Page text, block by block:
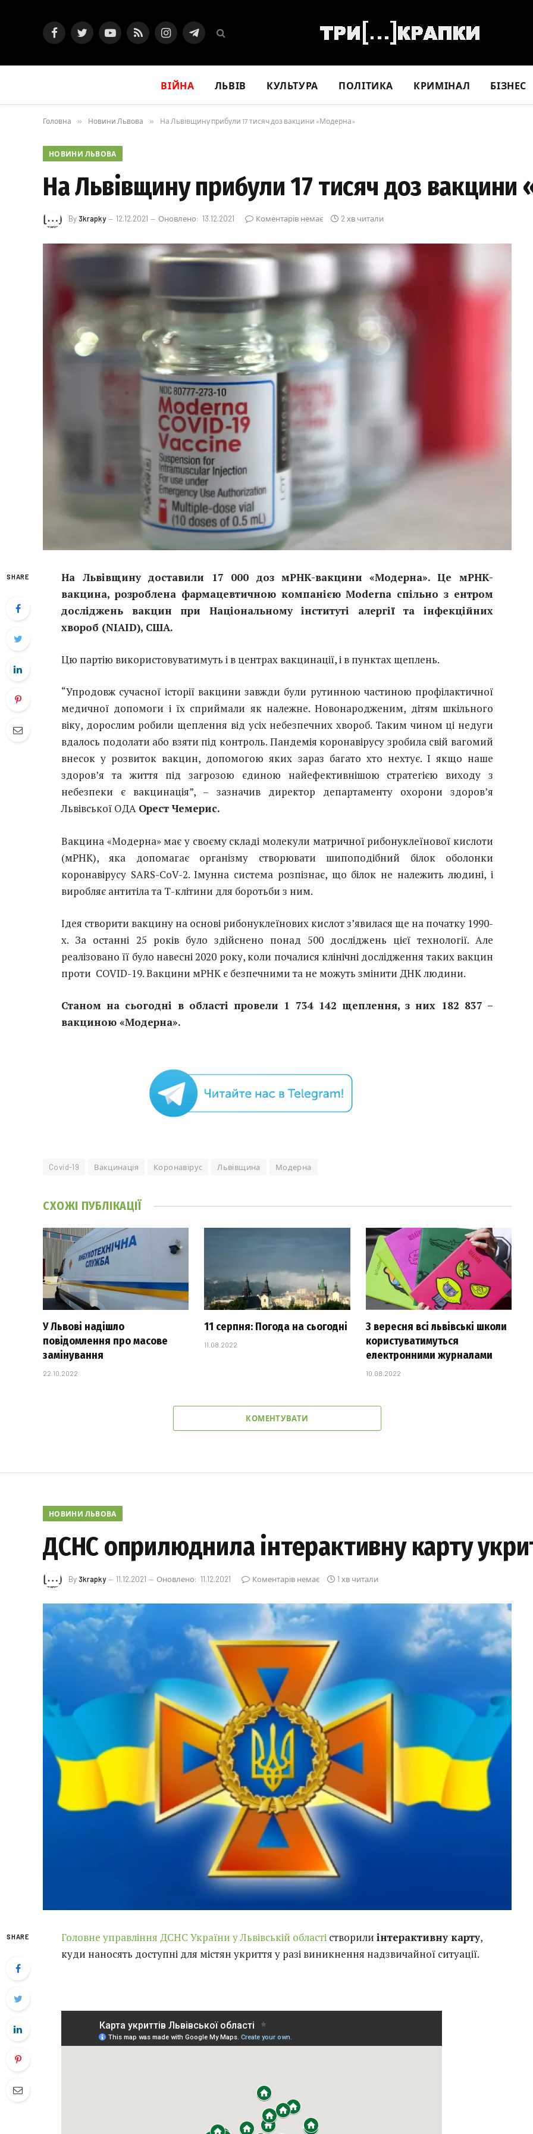
FacebookTwitterYouTubeRSS InstagramTelegram
ВІЙНА ЛЬВІВ КУЛЬТУРА ПОЛІТИКА КРИМІНАЛ БІЗНЕС
Головна » Новини Львова » На Львівщину прибули 17 тисяч доз вакцини «Модерна»
НОВИНИ ЛЬВОВА
На Львівщину прибули 17 тисяч доз
By 3krapky 12.12.2021 Оновлено: 13.12.2021 Коментарів немає 2 хв читали
SHARE На Львівщину доставили 17 000 доз мРНК-вакцини «Модерна».Це мРНК-
вакцина, розроблена фармацевтичною компанією Moderna спільно з ентром
досліджень вакцин при Національному інституті алергії та інфекційних
хвороб (NIAID), США.
Цю партію використовуватимуть і в центрах вакцинації, і в пунктах щеплень.
“Упродовж сучасної історії вакцини завжди були рутинною частиною профілактичної
медичної допомоги і їх сприймали як належне. Новонародженим, дітям шкільного
віку, дорослим робили щеплення від усіх небезпечних хвороб. Таким чином ці недуги
вдалось подолати або взяти під контроль. Пандемія коронавірусу зробила свій вагомий
внесок у розвиток вакцин, допомогою яких зараз багато хто нехтує. І якщо наше
здоров’я та життя під загрозою єдиною найефективнішою стратегією виходу з
небезпеки є вакцинація”, – зазначив директор департаменту охорони здоров’я
Львівської ОДА Орест Чемерис.
Вакцина «Модерна» має у своєму складі молекули матричної рибонуклеїнової кислоти
(мРНК), яка допомагає організму створювати шипоподібний білок оболонки
коронавірусу SARS-CoV-2. Імунна система розпізнає, що білок не належить людині, і
виробляє антитіла та Т-клітини для боротьби з ним.
Ідея створити вакцину на основі рибонуклеїнових кислот з’явилася ще на початку 1990-
х. За останні 25 років було здійснено понад 500 досліджень цієї технології. Але
реалізовано її було навесні 2020 року, коли почалися клінічні дослідження таких вакцин
проти COVID-19. Вакцини мРНК є безпечними та не можуть змінити ДНК людини.
Станом на сьогодні в області провели 1 734 142 щеплення, з них 182 837 –
вакциною «Модерна».
Covid-19 Вакцинація Коронавірус Львівщина Модерна
СХОЖІ ПУБЛІКАЦІЇ
У Львові надішло
повідомлення про масове
замінування
22.10.2022
11 серпня: Погода на сьогодні
11.08.2022
З вересня всі львівські школи
користуватимуться
електронними журналами
10.08.2022
КОМЕНТУВАТИ
НОВИНИ ЛЬВОВА
ДСНС оприлюднила інтерактивну карту
By 3krapky 11.12.2021 Оновлено: 11.12.2021 Коментарів немає 1 хв читали
SHARE Головне управління ДСНС України у Львівській області створили інтерактивну карту,
куди наносять доступні для містян укриття у разі виникнення надзвичайної ситуації.